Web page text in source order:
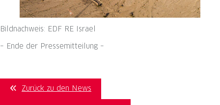
Bildnachweis: EDF RE Israel
– Ende der Pressemitteilung –
Zurück zu den News